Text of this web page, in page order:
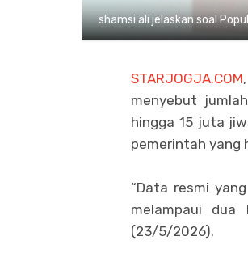
shamsi ali jelaskan soal
STARJOGJA.COM
menyebut
hingga 15 juta
pemerintah yang
“Data resmi
melampaui dua
(23/5/2026).